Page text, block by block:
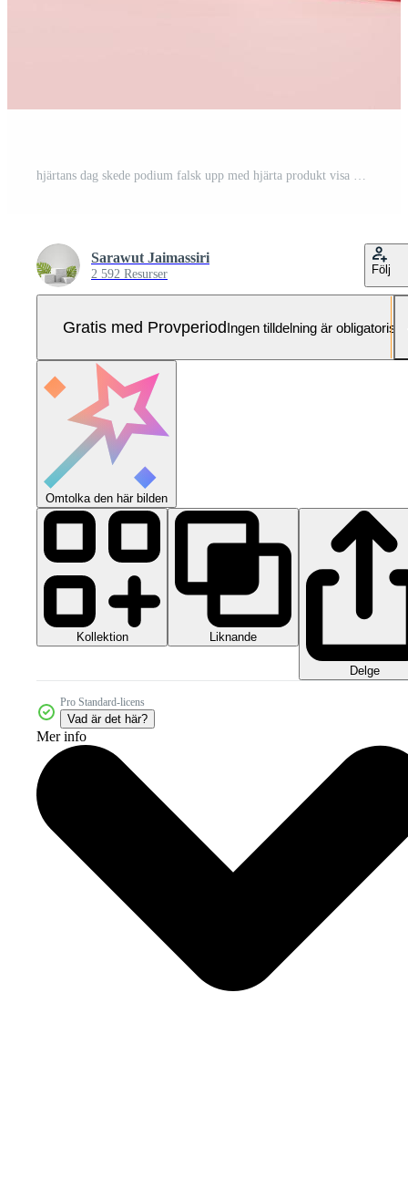
hjärtans dag skede podium falsk upp med hjärta produkt visa monter 3d tolkning Pro Foto
Sarawut Jaimassiri
2 592 Resurser Följ
Gratis med ProvperiodIngen tilldelning är obligatorisk
Omtolka den här bilden
Kollektion Liknande
Delge
Pro Standard-licens
Vad är det här?
Mer info